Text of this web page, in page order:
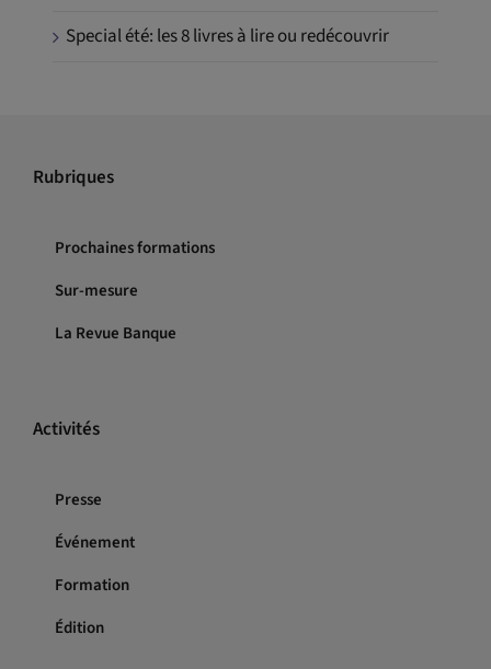
Special été: les 8 livres à lire ou redécouvrir
Rubriques
Prochaines formations
Sur-mesure
La Revue Banque
Activités
Presse
Événement
Formation
Édition